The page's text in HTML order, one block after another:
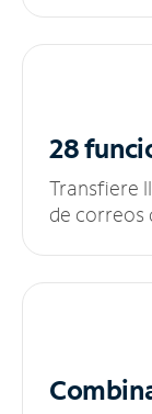
28
Transfiere
de correos